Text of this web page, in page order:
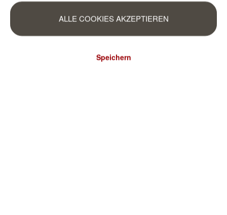
ALLE COOKIES AKZEPTIEREN
Speichern